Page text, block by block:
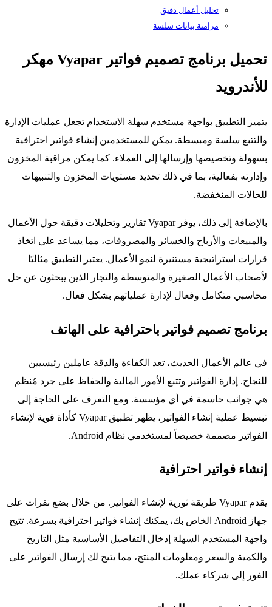
تحليل أعمال دقيق
مزامنة بيانات سلسة
تحميل برنامج تصميم فواتير Vyapar مهكر
للأندرويد
يتميز التطبيق بواجهة مستخدم سهلة الاستخدام تجعل عمليات الإدارة
والتتبع سلسة ومبسطة. يمكن للمستخدمين إنشاء فواتير احترافية
بسهولة وتخصيصها وإرسالها إلى العملاء. كما يمكن مراقبة المخزون
وإدارته بفعالية، بما في ذلك تحديد مستويات المخزون والتنبيهات
للحالات المنخفضة.
بالإضافة إلى ذلك، يوفر Vyapar تقارير وتحليلات دقيقة حول الأعمال
والمبيعات والأرباح والخسائر والمصروفات، مما يساعد على اتخاذ
قرارات استراتيجية مستنيرة لنمو الأعمال. يعتبر التطبيق مثاليًا
لأصحاب الأعمال الصغيرة والمتوسطة والتجار الذين يبحثون عن حل
محاسبي متكامل وفعال لإدارة عملياتهم بشكل فعال.
برنامج تصميم فواتير باحترافية على الهاتف
في عالم الأعمال الحديث، تعد الكفاءة والدقة عاملين رئيسيين
للنجاح. إدارة الفواتير وتتبع الأمور المالية والحفاظ على جرد مُنظم
هي جوانب حاسمة في أي مؤسسة. ومع التعرف على الحاجة إلى
تبسيط عملية إنشاء الفواتير، يظهر تطبيق Vyapar كأداة قوية لإنشاء
الفواتير مصممة خصيصاً لمستخدمي نظام Android.
إنشاء فواتير احترافية
يقدم Vyapar طريقة ثورية لإنشاء الفواتير. من خلال بضع نقرات على
جهاز Android الخاص بك، يمكنك إنشاء فواتير احترافية بسرعة. تتيح
واجهة المستخدم السهلة إدخال التفاصيل الأساسية مثل التاريخ
والكمية والسعر ومعلومات المنتج، مما يتيح لك إرسال الفواتير على
الفور إلى شركاء عملك.